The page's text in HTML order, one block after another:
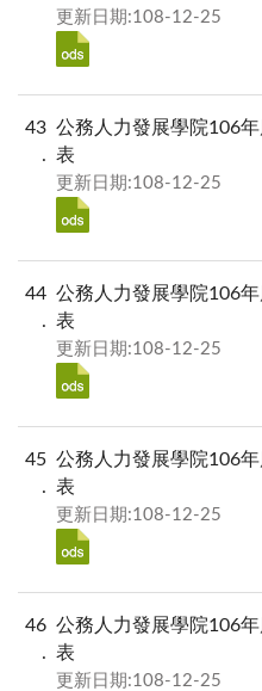
更新日期:108-12-25
43 公務人力發展學院106
表
更新日期:108-12-25
44 公務人力發展學院106
表
更新日期:108-12-25
45 公務人力發展學院106
表
更新日期:108-12-25
46 公務人力發展學院106
表
更新日期:108-12-25